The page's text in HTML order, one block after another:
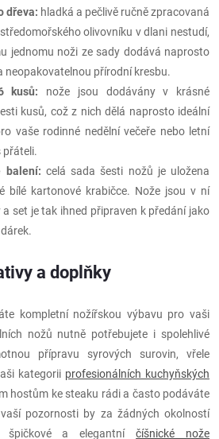
dřeva: hladká a pečlivě ručně zpracovaná
olivovníku v dlani nestudí,
jednomu noži ze sady dodává naprosto
neopakovatelnou přírodní kresbu.
kusů: nože jsou dodávány v krásné
kusů, což z nich dělá naprosto ideální
vaše rodinné nedělní večeře nebo letní
přáteli.
balení: celá sada šesti nožů je uložena
bílé kartonové krabičce. Nože jsou v ní
a set je tak ihned připraven k předání jako
a doplňky
kompletní nožířskou výbavu pro vaši
nožů nutně potřebujete i spolehlivé
přípravu syrových surovin, vřele
kategorii profesionálních kuchyňských
hostům ke steaku rádi a často podáváte
pozornosti by za žádných okolností
špičkové a elegantníčíšnické nože